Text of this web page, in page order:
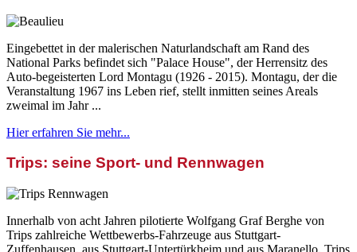
Eingebettet in der malerischen Naturlandschaft am Rand des
National Parks befindet sich "Palace House", der Herrensitz des
Auto-begeisterten Lord Montagu (1926 - 2015). Montagu, der die
Veranstaltung 1967 ins Leben rief, stellt inmitten seines Areals
zweimal im Jahr ...
Hier erfahren Sie mehr...
Trips: seine Sport- und Rennwagen
Innerhalb von acht Jahren pilotierte Wolfgang Graf Berghe von
Trips zahlreiche Wettbewerbs-Fahrzeuge aus Stuttgart-
Zuffenhausen, aus Stuttgart-Untertürkheim und aus Maranello. Trips